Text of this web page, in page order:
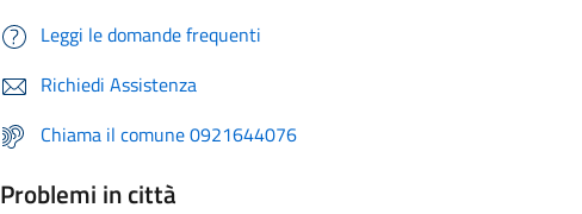
Leggi le domande frequenti
Richiedi Assistenza
Chiama il comune 0921644076
Problemi in città